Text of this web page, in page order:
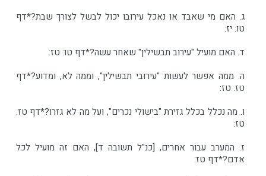
ג. האם מי שאבד או נאכל עירובו יכול לבשל לצורך שבת?*דף
טו: יז:
ד. האם מועיל "עירוב תבשילין" שאחר עשה?*דף טו: טז:
ה. ממה אפשר לעשות "עירובי תבשילין", וממה לא, ומדוע?*דף
טז. טז:
ו. מה נכלל בכלל גזירת "בישולי נכרים", ועל מה לא גזרו?*דף טז.
טז:
ז. המערב עבור אחרים, [כנ"ל תשובה ד], האם זה מועיל לכל
אדם?*דף טז: